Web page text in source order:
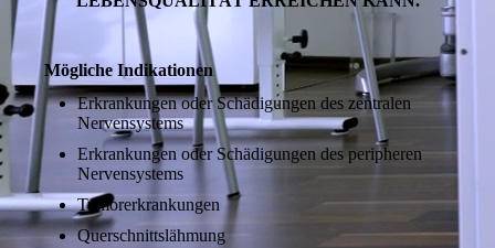
Mögliche Indikationen
Erkrankungen oder Schädigungen des zentralen
Nervensystems
Erkrankungen oder Schädigungen des peripheren
Nervensystems
Tumorerkrankungen
Querschnittslähmung